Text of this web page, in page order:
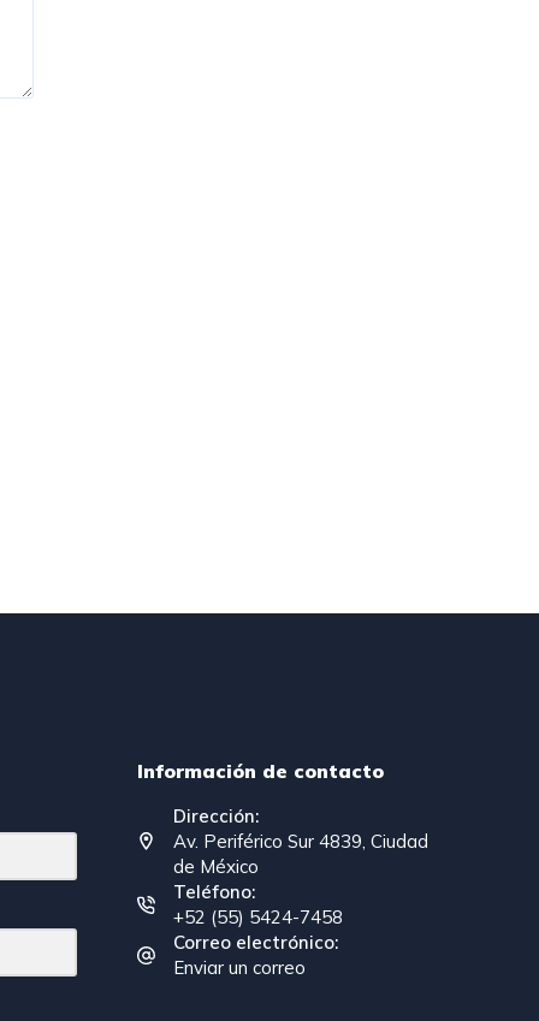
Información de contacto
Dirección:
Av. Periférico Sur 4839, Ciudad
de México
Teléfono:
+52 (55) 5424-7458
Correo electrónico:
Enviar un correo